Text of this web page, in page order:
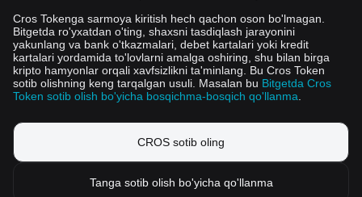
Cros Tokenga sarmoya kiritish hech qachon oson bo'lmagan.
Bitgetda ro'yxatdan o'ting, shaxsni tasdiqlash jarayonini
yakunlang va bank o'tkazmalari, debet kartalari yoki kredit
kartalari yordamida to'lovlarni amalga oshiring, shu bilan birga
kripto hamyonlar orqali xavfsizlikni ta'minlang. Bu Cros Token
sotib olishning keng tarqalgan usuli. Masalan bu Bitgetda Cros
Token sotib olish bo'yicha bosqichma-bosqich qo'llanma
CROS sotib oling
Tanga sotib olish bo'yicha qo'llanma